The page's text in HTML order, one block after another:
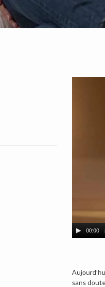
00:00
sans